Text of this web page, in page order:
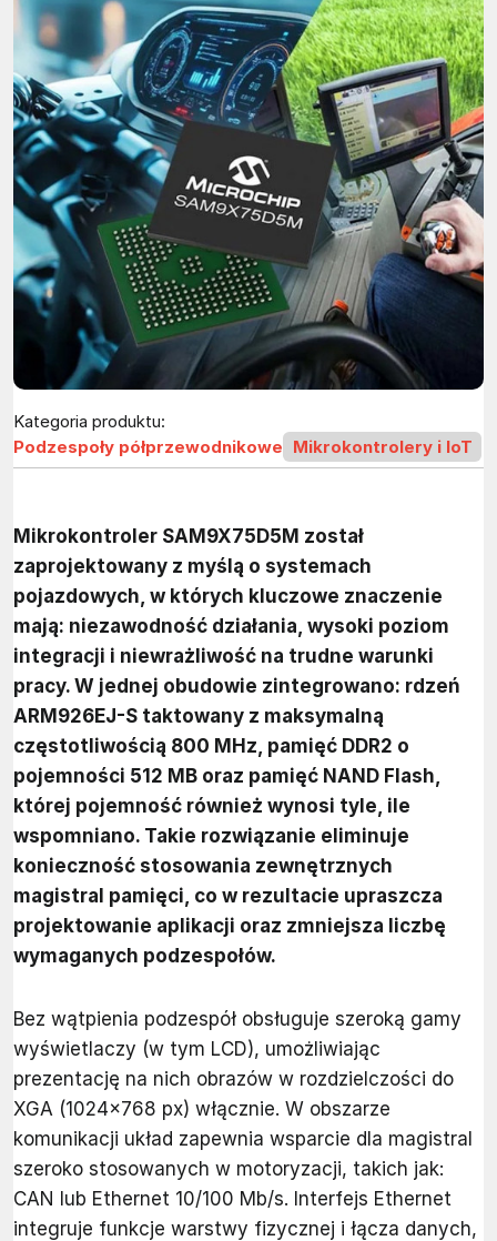
Kategoria produktu:
Podzespoły półprzewodnikowe Mikrokontrolery i IoT
Mikrokontroler SAM9X75D5M został
zaprojektowany z myślą o systemach
pojazdowych, w których kluczowe znaczenie
mają: niezawodność działania, wysoki poziom
integracji i niewrażliwość na trudne warunki
pracy. W jednej obudowie zintegrowano: rdzeń
ARM926EJ-S taktowany z maksymalną
częstotliwością 800 MHz, pamięć DDR2 o
pojemności 512 MB oraz pamięć NAND Flash,
której pojemność również wynosi tyle, ile
wspomniano. Takie rozwiązanie eliminuje
konieczność stosowania zewnętrznych
magistral pamięci, co w rezultacie upraszcza
projektowanie aplikacji oraz zmniejsza liczbę
wymaganych podzespołów.
Bez wątpienia podzespół obsługuje szeroką gamy
wyświetlaczy (w tym LCD), umożliwiając
prezentację na nich obrazów w rozdzielczości do
XGA (1024×768 px) włącznie. W obszarze
komunikacji układ zapewnia wsparcie dla magistral
szeroko stosowanych w motoryzacji, takich jak:
CAN lub Ethernet 10/100 Mb/s. Interfejs Ethernet
integruje funkcje warstwy fizycznej i łącza danych,